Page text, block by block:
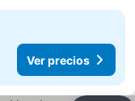
Ver precios